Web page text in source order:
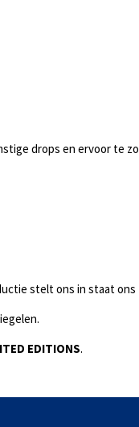
drops en ervoor te
stelt ons in staat
EDITIONS.